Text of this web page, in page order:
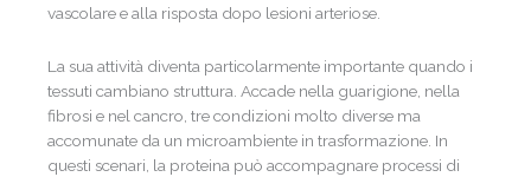
vascolare e alla risposta dopo lesioni arteriose.
La sua attività diventa particolarmente importante quando i
tessuti cambiano struttura. Accade nella guarigione, nella
fibrosi e nel cancro, tre condizioni molto diverse ma
accomunate da un microambiente in trasformazione. In
questi scenari, la proteina può accompagnare processi di